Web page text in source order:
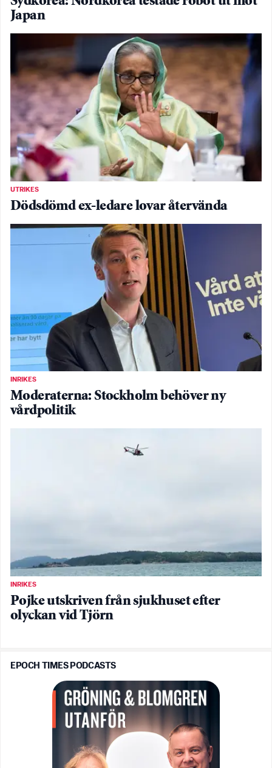
Japan
UTRIKES
Dödsdömd ex-ledare lovar återvända
INRIKES
Moderaterna: Stockholm behöver ny
vårdpolitik
INRIKES
Pojke utskriven från sjukhuset efter
olyckan vid Tjörn
EPOCH TIMES PODCASTS